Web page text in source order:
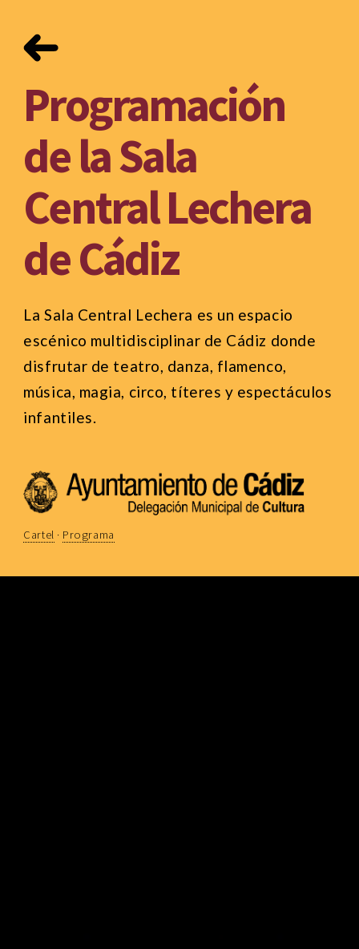
Programación
de la Sala
Central Lechera
de Cádiz
La Sala Central Lechera es un espacio
escénico multidisciplinar de Cádiz donde
disfrutar de teatro, danza, flamenco,
música, magia, circo, títeres y espectáculos
infantiles.
Cartel · Programa